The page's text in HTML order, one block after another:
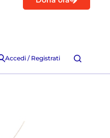
Accedi / Registrati